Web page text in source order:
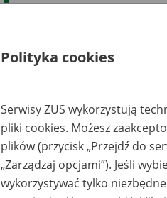
Polityka cookies
Serwisy ZUS wykorzystują
pliki cookies. Możesz
plików (przycisk „Przejdź do
„Zarządzaj opcjami”). Jeśli
wykorzystywać tylko